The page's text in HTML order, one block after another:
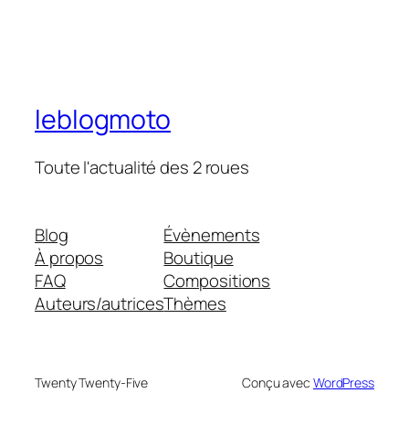
leblogmoto
Toute l'actualité des 2 roues
Blog
À propos
FAQ
Auteurs/autrices
Évènements
Boutique
Compositions
Thèmes
Twenty Twenty-Five Conçu avec WordPress